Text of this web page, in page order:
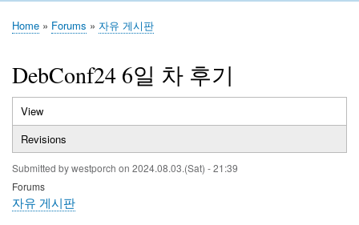
Home
알리는 말씀
최근 게시물
위키 문서
미러 서버
Breadcrumb
Home Forums 자유 게시판
DebConf24 6일 차 후기
Primary
tabs
View
tab)
Revisions
Submitted bywestporch on 2024.08.03.(Sat) - 21:39
Forums
자유 게시판